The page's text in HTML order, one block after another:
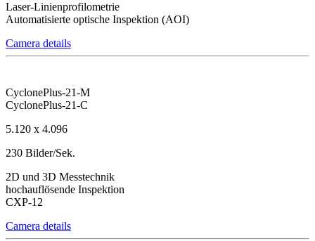
Laser-Linienprofilometrie
Automatisierte optische Inspektion (AOI)
Camera details
CyclonePlus-21-M
CyclonePlus-21-C
5.120 x 4.096
230 Bilder/Sek.
2D und 3D Messtechnik
hochauflösende Inspektion
CXP-12
Camera details